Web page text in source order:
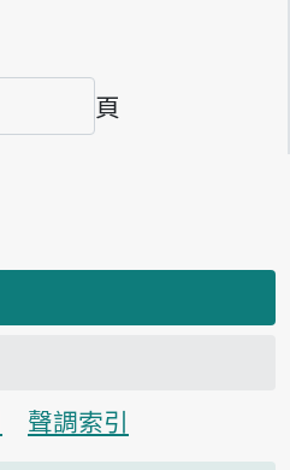
頁
聲調索引